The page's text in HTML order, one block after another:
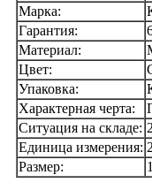
Марка:
Гарантия:
Материал:
Цвет:
Упаковка:
Характерная черта:
Ситуация на складе:
Единица измерения:
Размер: